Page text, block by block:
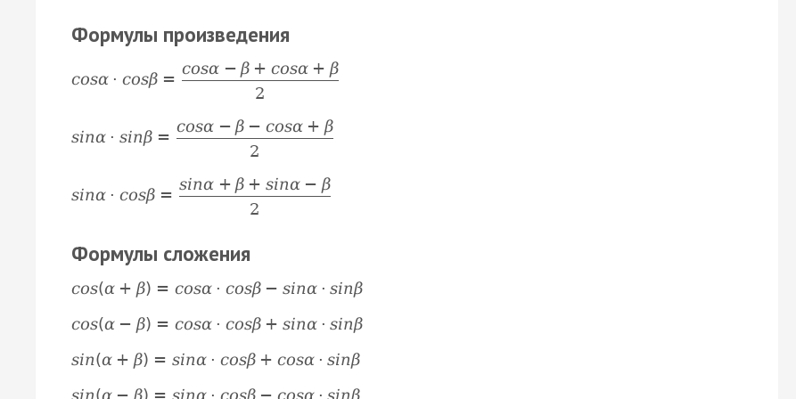
Формулы произведения
cosα · cosβ =
cosα − β + cosα + β
2
sinα · sinβ =
cosα − β − cosα + β
2
sinα · cosβ =
sinα + β + sinα − β
2
Формулы сложения
cos(α + β) = cosα · cosβ − sinα · sinβ
cos(α − β) = cosα · cosβ + sinα · sinβ
sin(α + β) = sinα · cosβ + cosα · sinβ
sin(α − β) = sinα · cosβ − cosα · sinβ